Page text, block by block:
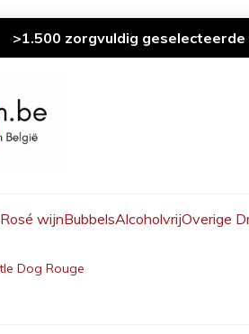
>1.500 zorgvuldig
Rosé wijnBubbelsAlcoholvrijOverige
Dog Rouge